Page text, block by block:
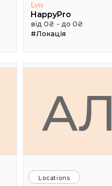
Lviv
HappyPro
від 0₴ - до 0₴
#Локація
АЛ
Locations